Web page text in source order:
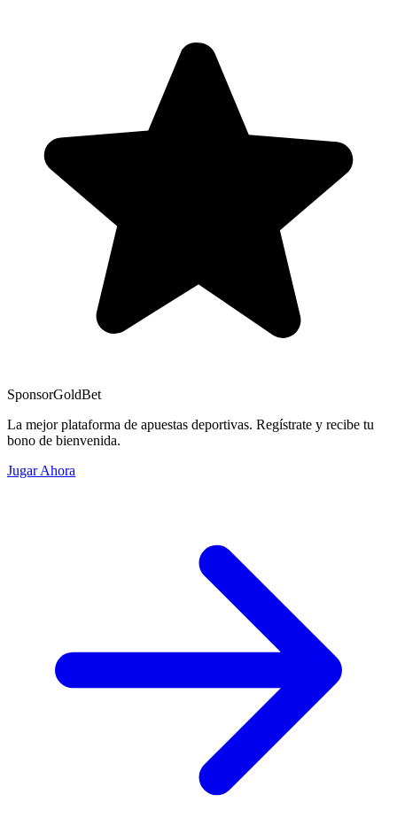
SponsorGoldBet
La mejor plataforma de apuestas deportivas. Regístrate y recibe tu
bono de bienvenida.
Jugar Ahora